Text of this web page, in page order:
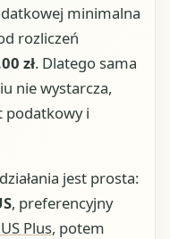
minimalna
rozliczeń
zł. Dlatego sama
nie wystarcza,
podatkowy i
jest prosta:
, preferencyjny
Plus, potem